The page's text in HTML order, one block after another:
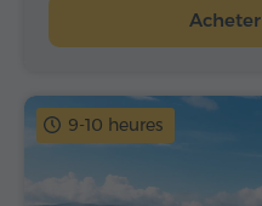
9-10 heures